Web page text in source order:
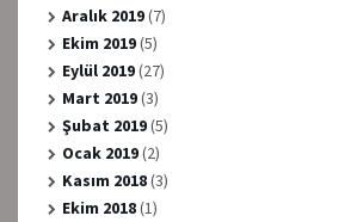
Aralık 2019(7)
Ekim 2019(5)
Eylül 2019(27)
Mart 2019(3)
Şubat 2019(5)
Ocak 2019(2)
Kasım 2018(3)
Ekim 2018(1)